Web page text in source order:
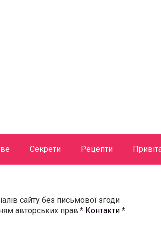
Секрети Рецепти
сайту без письмової згоди
авторських прав.* Контакти *